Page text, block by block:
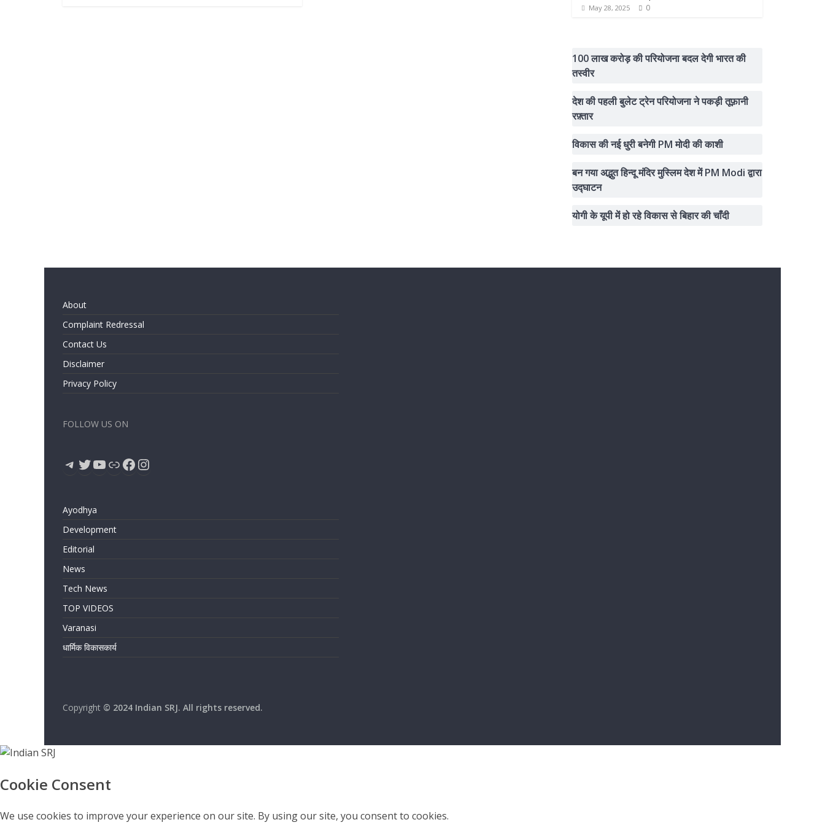
May 28, 2025 0
100 लाख करोड़ की परियोजना बदल देगी भारत की
तस्वीर
देश की पहली बुलेट ट्रेन परियोजना ने पकड़ी तूफ़ानी
रफ़्तार
विकास की नई धुरी बनेगी PM मोदी की काशी
बन गया अद्भुत हिन्दू मंदिर मुस्लिम देश में PM Modi द्वारा
उद्घाटन
योगी के यूपी में हो रहे विकास से बिहार की चाँदी
About
Complaint Redressal
Contact Us
Disclaimer
Privacy Policy
FOLLOW US ON
Telegram
Twitter
YouTube
LinkFacebook
Instagram
Ayodhya
Development
Editorial
News
Tech News
TOP VIDEOS
Varanasi
धार्मिक विकासकार्य
Copyright © 2024 Indian SRJ. All rights reserved.